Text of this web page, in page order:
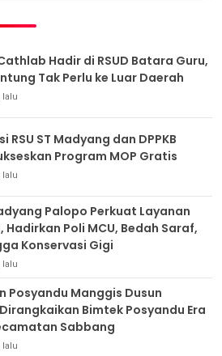
Hadir di RSUD Batara Guru,
Tak Perlu ke Luar Daerah
lalu
RSU ST Madyang dan DPPKB
Program MOP Gratis
lalu
Palopo Perkuat Layanan
Hadirkan Poli MCU, Bedah Saraf,
Konservasi Gigi
lalu
Posyandu Manggis Dusun
Bimtek Posyandu Era
Sabbang
lalu